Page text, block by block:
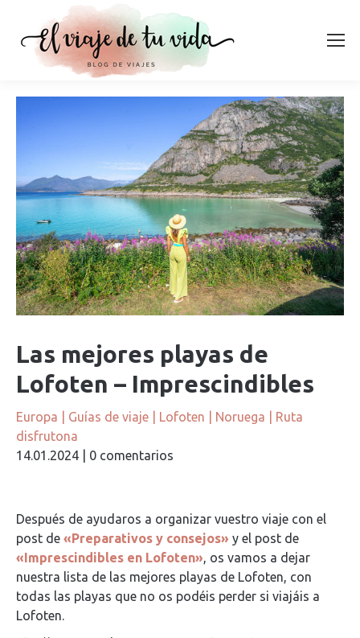
Las mejores playas de
Lofoten – Imprescindibles
Europa Guías de viaje Lofoten Noruega
Ruta
disfrutona
14.01.2024
0 comentarios
Después de ayudaros a organizar vuestro viaje con el
post de «Preparativos y consejos» y el post de
«Imprescindibles en Lofoten», os vamos a dejar
nuestra lista de las mejores playas de Lofoten, con
todas las playas que no os podéis perder si viajáis a
Lofoten.